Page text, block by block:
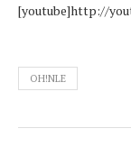
[youtube]http://
OH!NLE